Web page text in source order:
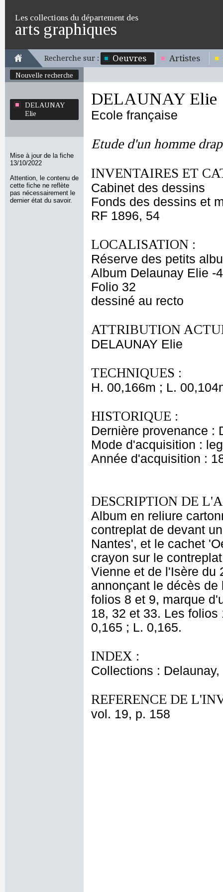
Les collections du département des
arts graphiques
Recherche sur : Oeuvres Artistes
Nouvelle recherche
DELAUNAY
Elie
Mise à jour de la fiche
13/10/2022
Attention, le contenu de
cette fiche ne reflète
pas nécessairement le
dernier état du savoir.
DELAUNAY Elie
Ecole française
Etude d'un homme
INVENTAIRES ET
Cabinet des dessins
Fonds des dessins et
RF 1896, 54
LOCALISATION :
Réserve des petits
Album Delaunay Elie -
Folio 32
dessiné au recto
ATTRIBUTION
DELAUNAY Elie
TECHNIQUES :
H. 00,166m ; L.
HISTORIQUE :
Dernière provenance :
Mode d'acquisition :
Année d'acquisition :
DESCRIPTION DE
Album en reliure
contreplat de devant
Nantes', et le cachet
crayon sur le
Vienne et de l'Isère du
annonçant le décès
folios 8 et 9, marque
18, 32 et 33. Les
0,165 ; L. 0,165.
INDEX :
Collections : Delaunay,
REFERENCE DE
vol. 19, p. 158